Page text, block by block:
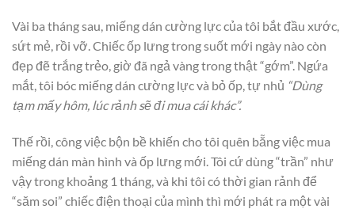
Vài ba tháng sau, miếng dán cường lực của tôi bắt đầu xước,
sứt mẻ, rồi vỡ. Chiếc ốp lưng trong suốt mới ngày nào còn
đẹp đẽ trắng trẻo, giờ đã ngả vàng trong thật “gớm”. Ngứa
mắt, tôi bóc miếng dán cường lực và bỏ ốp, tự nhủ “Dùng
tạm mấy hôm, lúc rảnh sẽ đi mua cái khác”.
Thế rồi, công việc bộn bề khiến cho tôi quên bẵng việc mua
miếng dán màn hình và ốp lưng mới. Tôi cứ dùng “trần” như
vậy trong khoảng 1 tháng, và khi tôi có thời gian rảnh để
“săm soi” chiếc điện thoại của mình thì mới phát ra một vài